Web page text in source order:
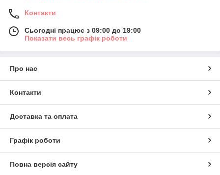
Контакти
Сьогодні працює з 09:00 до 19:00
Показати весь графік роботи
Про нас
Контакти
Доставка та оплата
Графік роботи
Повна версія сайту